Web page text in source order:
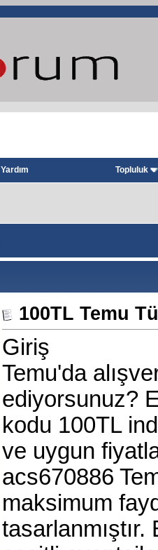
Yardım Topluluk
100TL Temu
Giriş
Temu'da
ediyorsunuz?
kodu 100TL
ve uygun
acs670886
maksimum